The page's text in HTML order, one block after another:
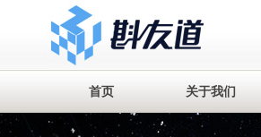
首页 关于我们